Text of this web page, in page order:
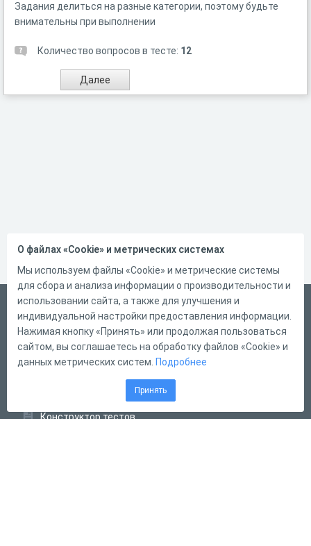
Задания делиться на разные категории, поэтому будьте
внимательны при выполнении
Количество вопросов в тесте: 12
Русский
Справка
Форма обратной связи
Конструктор тестов
О файлах «Cookie» и метрических системах
Мы используем файлы «Cookie» и метрические системы
для сбора и анализа информации о производительности и
использовании сайта, а также для улучшения и
индивидуальной настройки предоставления информации.
Нажимая кнопку «Принять» или продолжая пользоваться
сайтом, вы соглашаетесь на обработку файлов «Cookie» и
данных метрических систем. Подробнее
Принять